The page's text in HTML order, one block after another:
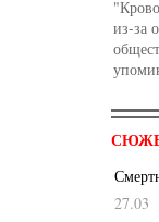
из-за
27.03